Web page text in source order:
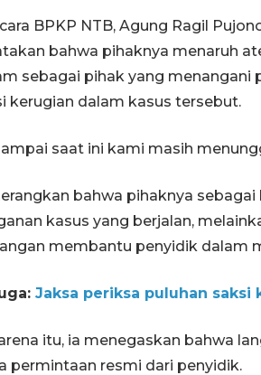
BPKP NTB, Agung Ragil
bahwa pihaknya menaruh
sebagai pihak yang
kerugian dalam kasus tersebut.
saat ini kami masih
bahwa pihaknya
kasus yang berjalan,
membantu penyidik dalam
Jaksa periksa puluhan saksi
itu, ia menegaskan bahwa
permintaan resmi dari penyidik.